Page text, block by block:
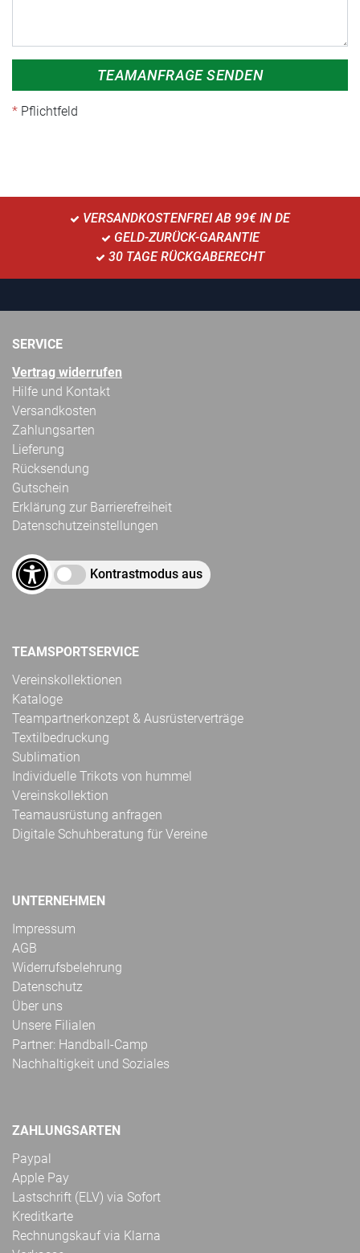
TEAMANFRAGE SENDEN
Pflichtfeld
VERSANDKOSTENFREI AB 99€ IN DE
GELD-ZURÜCK-GARANTIE
30 TAGE RÜCKGABERECHT
SERVICE
Vertrag widerrufen
Hilfe und Kontakt
Versandkosten
Zahlungsarten
Lieferung
Rücksendung
Gutschein
Erklärung zur Barrierefreiheit
Datenschutzeinstellungen
Kontrastmodus aus
TEAMSPORTSERVICE
Vereinskollektionen
Kataloge
Teampartnerkonzept & Ausrüsterverträge
Textilbedruckung
Sublimation
Individuelle Trikots von hummel
Vereinskollektion
Teamausrüstung anfragen
Digitale Schuhberatung für Vereine
UNTERNEHMEN
Impressum
AGB
Widerrufsbelehrung
Datenschutz
Über uns
Unsere Filialen
Partner: Handball-Camp
Nachhaltigkeit und Soziales
ZAHLUNGSARTEN
Paypal
Apple Pay
Lastschrift (ELV) via Sofort
Kreditkarte
Rechnungskauf via Klarna